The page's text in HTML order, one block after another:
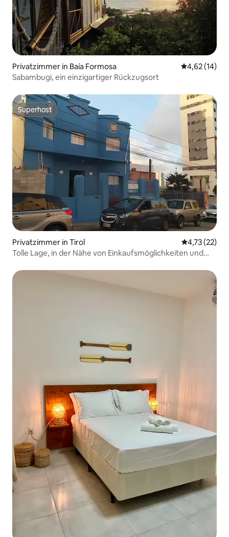
Privatzimmer in Baía Formosa
4,62 (14)
Sabambugi, ein einzigartiger Rückzugsort
Superhost
Superhost
Privatzimmer in Tirol
4,73 (22)
Tolle Lage, in der Nähe von Einkaufsmöglichkeiten und